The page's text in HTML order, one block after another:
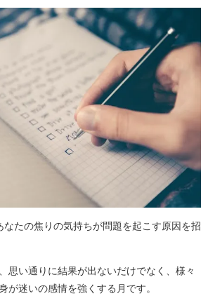
なたの焦りの気持ちが問題を起こす原因を招
思い通りに結果が出ないだけでなく、様々
が迷いの感情を強くする月です。